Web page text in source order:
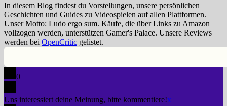
In diesem Blog findest du Vorstellungen, unsere persönlichen
Geschichten und Guides zu Videospielen auf allen Plattformen.
Unser Motto: Ludo ergo sum. Käufe, die über Links zu Amazon
vollzogen werden, unterstützen Gamer's Palace. Unsere Reviews
werden bei OpenCritic gelistet.
0
Uns interessiert deine Meinung, bitte kommentiere!x